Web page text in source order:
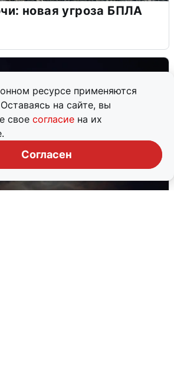
ресурсе применяются
на сайте, вы
свое согласие на их
Согласен
новая угроза БПЛА